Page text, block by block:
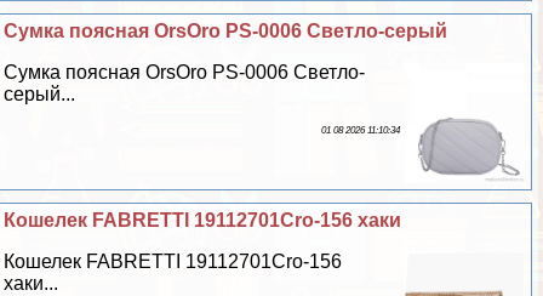
Сумка поясная OrsOro PS-0006 Светло-серый
Сумка поясная OrsOro PS-0006 Светло-
серый...
01 08 2026 11:10:34
Кошелек FABRETTI 19112701Cro-156 хаки
Кошелек FABRETTI 19112701Cro-156
хаки...